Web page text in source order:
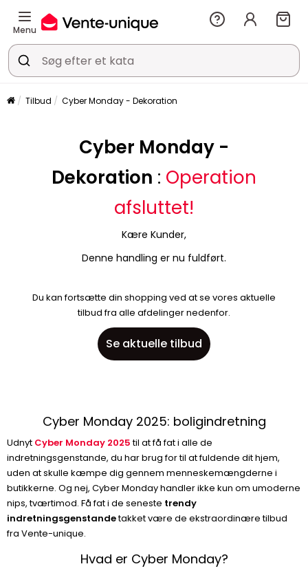
Menu
Tilbud Cyber Monday - Dekoration
Cyber Monday -
Dekoration : Operation
afsluttet!
Kære Kunder,
Denne handling er nu fuldført.
Du kan fortsætte din shopping ved at se vores aktuelle
tilbud fra alle afdelinger nedenfor.
Se aktuelle tilbud
Cyber Monday 2025: boligindretning
Udnyt Cyber Monday 2025til at få fat i alle de
indretningsgenstande, du har brug for til at fuldende dit hjem,
uden at skulle kæmpe dig gennem menneskemængderne i
butikkerne. Og nej, Cyber Monday handler ikke kun om umoderne
nips, tværtimod. Få fat i de seneste trendy
indretningsgenstandetakket være de ekstraordinære tilbud
fra Vente-unique.
Hvad er Cyber Monday?